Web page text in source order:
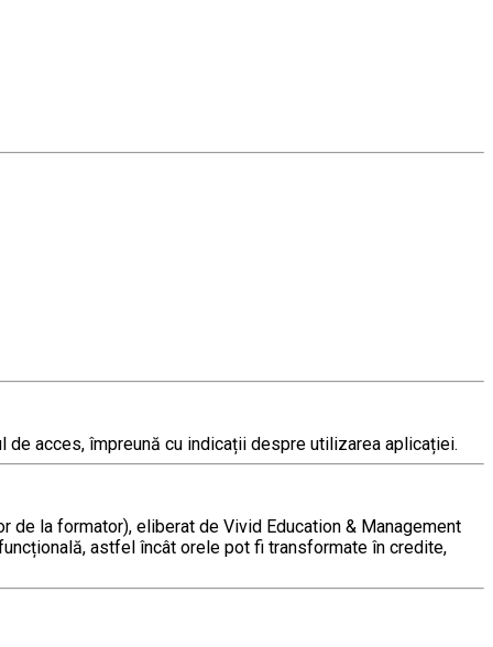
acces, împreună cu indicații despre utilizarea aplicației.
de la formator), eliberat de Vivid Education & Management
astfel încât orele pot fi transformate în credite,